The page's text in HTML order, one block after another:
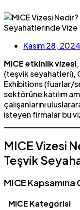
Kasım 28, 2024
MICE etkinlik vizesi
(teşvik seyahatleri),
Exhibitions (fuarlar/
sektörüne katılım
çalışanlarını
isteyen firmalar bu
MICE Vizesi
Teşvik
MICE
MICE Kategorisi